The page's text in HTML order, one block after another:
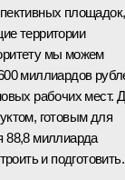
площадок,
территории
мы можем
миллиардов
рабочих мест.
готовым для
88,8 миллиарда
и подготовить.